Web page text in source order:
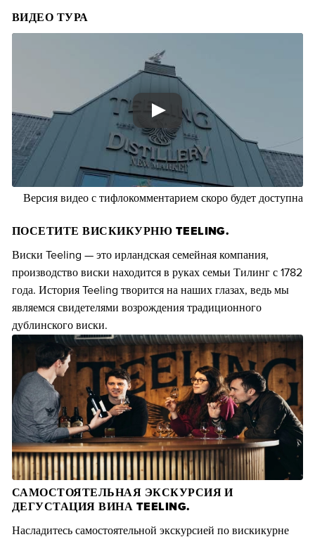
ВИДЕО ТУРА
Версия видео с тифлокомментарием скоро будет доступна
ПОСЕТИТЕ ВИСКИКУРНЮ TEELING.
Виски Teeling — это ирландская семейная компания,
производство виски находится в руках семьи Тилинг с 1782
года. История Teeling творится на наших глазах, ведь мы
являемся свидетелями возрождения традиционного
дублинского виски.
САМОСТОЯТЕЛЬНАЯ ЭКСКУРСИЯ И
ДЕГУСТАЦИЯ ВИНА TEELING.
Насладитесь самостоятельной экскурсией по вискикурне